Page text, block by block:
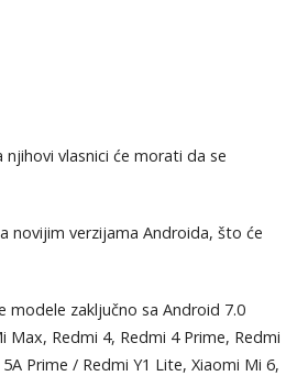
vlasnici će morati da se
novijim verzijama Androida, što će
modele zaključno sa Android 7.0
Redmi 4, Redmi 4 Prime, Redmi
Prime / Redmi Y1 Lite, Xiaomi Mi 6,